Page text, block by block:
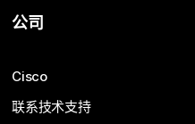
公司
Cisco
联系技术支持